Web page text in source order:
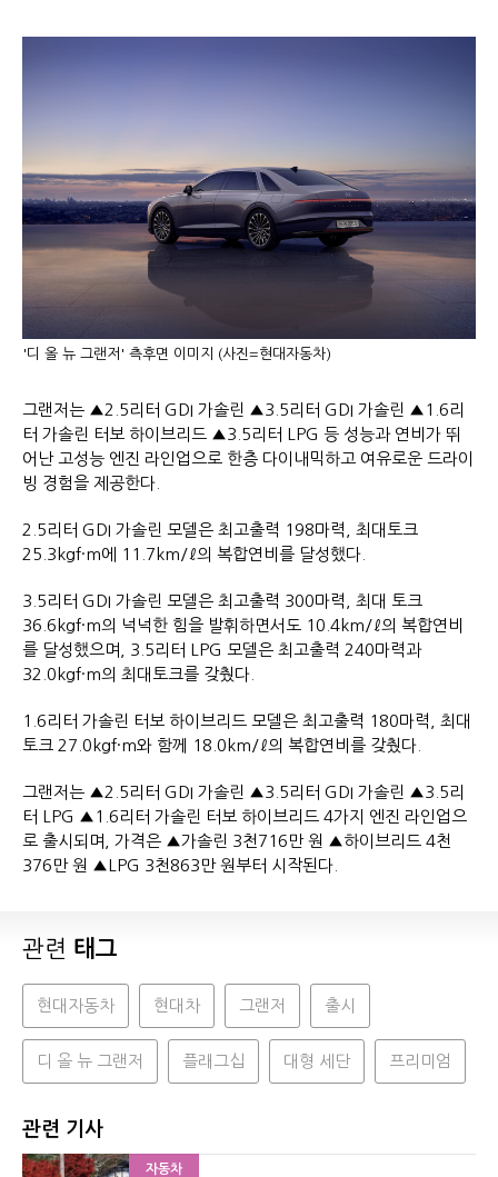
'디 올 뉴 그랜저' 측후면 이미지 (사진=현대자동차)
그랜저는 ▲2.5리터 GDI 가솔린 ▲3.5리터 GDI 가솔린 ▲1.6리
터 가솔린 터보 하이브리드 ▲3.5리터 LPG 등 성능과 연비가 뛰
어난 고성능 엔진 라인업으로 한층 다이내믹하고 여유로운 드라이
빙 경험을 제공한다.
2.5리터 GDI 가솔린 모델은 최고출력 198마력, 최대토크
25.3kgf·m에 11.7km/ℓ의 복합연비를 달성했다.
3.5리터 GDI 가솔린 모델은 최고출력 300마력, 최대 토크
36.6kgf·m의 넉넉한 힘을 발휘하면서도 10.4km/ℓ의 복합연비
를 달성했으며, 3.5리터 LPG 모델은 최고출력 240마력과
32.0kgf·m의 최대토크를 갖췄다.
1.6리터 가솔린 터보 하이브리드 모델은 최고출력 180마력, 최대
토크 27.0kgf·m와 함께 18.0km/ℓ의 복합연비를 갖췄다.
그랜저는 ▲2.5리터 GDI 가솔린 ▲3.5리터 GDI 가솔린 ▲3.5리
터 LPG ▲1.6리터 가솔린 터보 하이브리드 4가지 엔진 라인업으
로 출시되며, 가격은 ▲가솔린 3천716만 원 ▲하이브리드 4천
376만 원 ▲LPG 3천863만 원부터 시작된다.
관련 태그
현대자동차 현대차 그랜저 출시
디 올 뉴 그랜저 플래그십 대형 세단 프리미엄
관련 기사
자동차